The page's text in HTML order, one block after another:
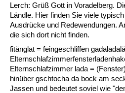
Natur
Fluchen
Mensch,
Lerch: Grüß Gott in Voradelberg.
Ländle. Hier finden Sie viele
Ausdrücke und Redewendungen.
die sich dort nicht finden.
fitänglat = feingeschliffen
Elternschlafzimmer lada =
hinüber gschtocha da bock am
Jassen und bedeutet soviel wie